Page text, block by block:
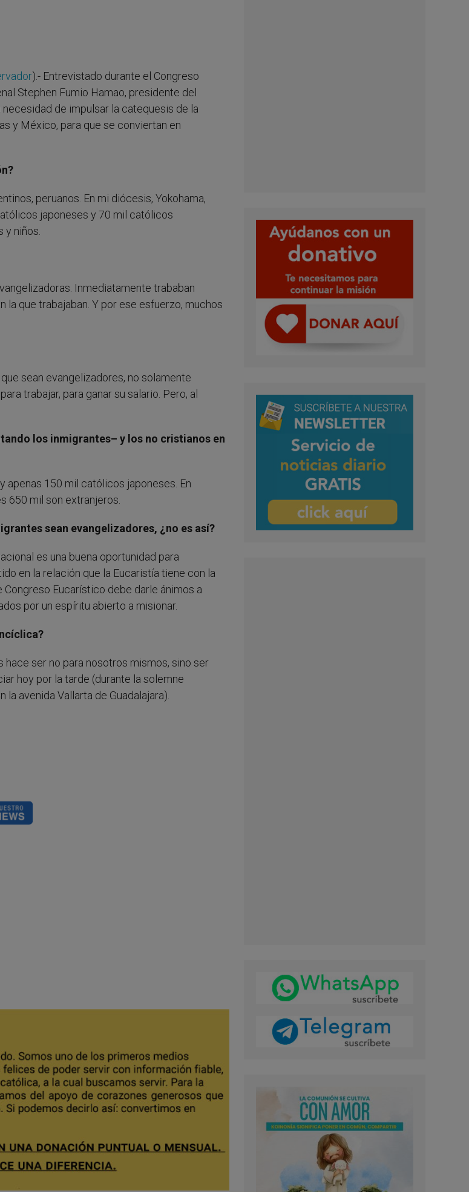
).- Entrevistado durante el Congreso
Stephen Fumio Hamao, presidente del
de impulsar la catequesis de la
y México, para que se conviertan en
peruanos. En mi diócesis, Yokohama,
japoneses y 70 mil católicos
y niños.
Inmediatamente trababan
la que trabajaban. Y por ese esfuerzo, muchos
sean evangelizadores, no solamente
trabajar, para ganar su salario. Pero, al
los inmigrantes– y los no cristianos en
apenas 150 mil católicos japoneses. En
650 mil son extranjeros.
sean evangelizadores, ¿no es así?
es una buena oportunidad para
en la relación que la Eucaristía tiene con la
Eucarístico debe darle ánimos a
por un espíritu abierto a misionar.
hace ser no para nosotros mismos, sino ser
hoy por la tarde (durante la solemne
avenida Vallarta de Guadalajara).